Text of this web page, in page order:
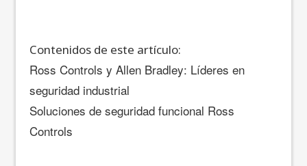
Contenidos de este artículo:
Ross Controls y Allen Bradley: Líderes en
seguridad industrial
Soluciones de seguridad funcional Ross
Controls